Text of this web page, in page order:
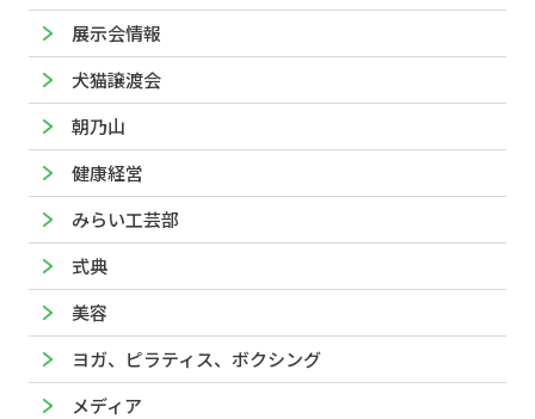
展示会情報
犬猫譲渡会
朝乃山
健康経営
みらい工芸部
式典
美容
ヨガ、ピラティス、ボクシング
メディア